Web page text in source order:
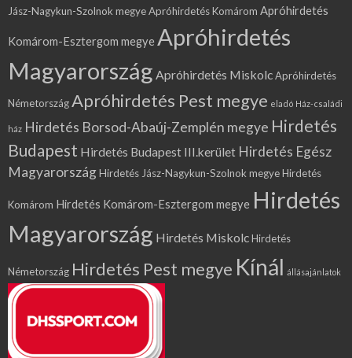
Jász-Nagykun-Szolnok megyeApróhirdetés Komárom Apróhirdetés
Komárom-Esztergom megyeApróhirdetés
Magyarország Apróhirdetés MiskolcApróhirdetés
NémetországApróhirdetés Pest megye eladó Ház-családi
ház Hirdetés Borsod-Abaúj-Zemplén megye Hirdetés
Budapest Hirdetés Budapest III.kerület Hirdetés Egész
MagyarországHirdetés Jász-Nagykun-Szolnok megyeHirdetés
Komárom Hirdetés Komárom-Esztergom megye Hirdetés
Magyarország Hirdetés MiskolcHirdetés
Németország Hirdetés Pest megye Kínál állásajánlatok